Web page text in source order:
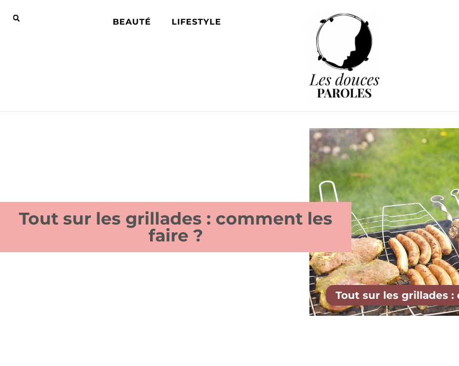
BEAUTÉ LIFESTYLE
Tout sur les grillades : comment les
faire ?
Tout sur les grillades